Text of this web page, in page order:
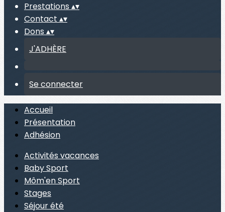
Prestations▴▾
Contact ▴▾
Dons ▴▾
J'ADHÈRE
Se connecter
Accueil
Présentation
Adhésion
Activités vacances
Baby Sport
Môm'en Sport
Stages
Séjour été